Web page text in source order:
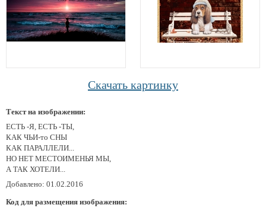
Скачать картинку
Текст на изображении:
ЕСТЬ -Я, ЕСТЬ -ТЫ,
КАК ЧЬИ-то СНЫ
КАК ПАРАЛЛЕЛИ...
НО НЕТ МЕСТОИМЕНЬЯ МЫ,
А ТАК ХОТЕЛИ...
Добавлено: 01.02.2016
Код для размещения изображения: